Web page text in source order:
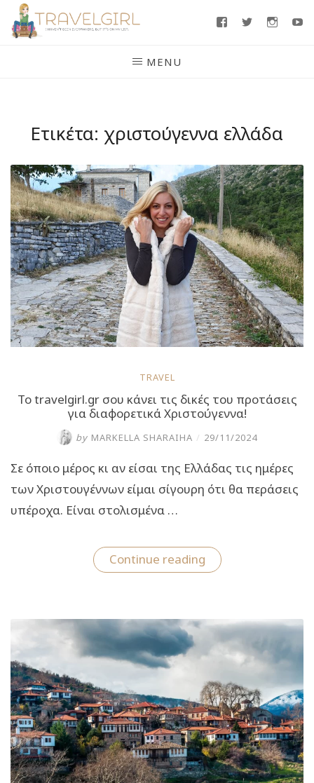
Skip
FacebookTwitter
MENU
Ετικέτα: χριστούγεννα ελλάδα
TRAVEL
Το travelgirl.gr σου κάνει τις δικές του προτάσεις
για διαφορετικά Χριστούγεννα!
by MARKELLA SHARAIHA / 29/11/2024
Σε όποιο μέρος κι αν είσαι της Ελλάδας τις ημέρες
των Χριστουγέννων είμαι σίγουρη ότι θα περάσεις
υπέροχα. Είναι στολισμένα …
Continue reading“Το
travelgirl.gr
δικές
του
προτάσεις
για
διαφορετικά
Χριστούγεννα!”